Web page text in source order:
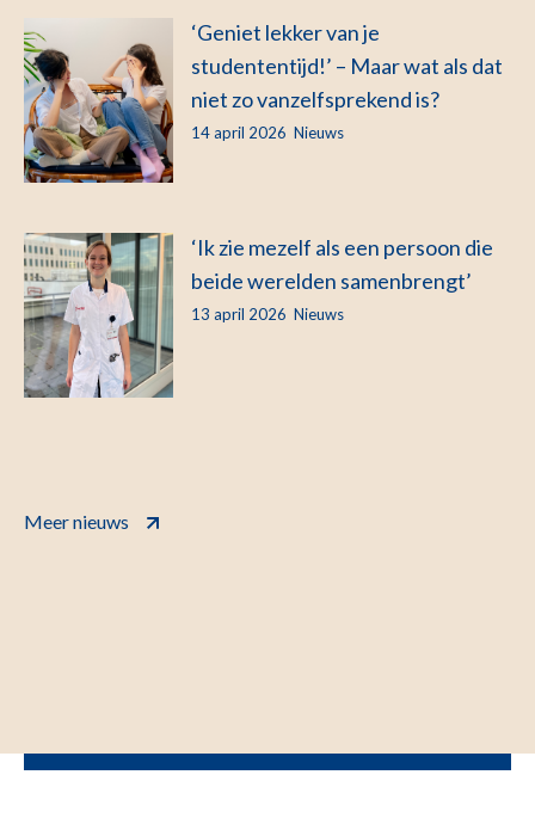
‘Geniet lekker van je
studententijd!’ – Maar wat als dat
niet zo vanzelfsprekend is?
14 april 2026 Nieuws
‘Ik zie mezelf als een persoon die
beide werelden samenbrengt’
13 april 2026 Nieuws
Meer nieuws